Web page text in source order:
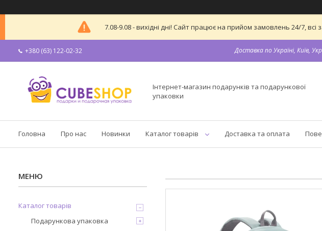
7.08-9.08 - вихідні дні! Сайт працює на прийом замовлень 24/7,
+380 (63) 122-02-32 Доставка по Україні, Київ,
Інтернет-магазин подарунків та подарункової
упаковки
Головна Про нас Новинки Каталог товарів Доставка та оплата
Каталог товарів
Подарункова упаковка